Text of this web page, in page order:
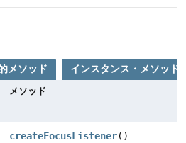
メソッド インスタンス・メソッド
メソッド
createFocusListener()